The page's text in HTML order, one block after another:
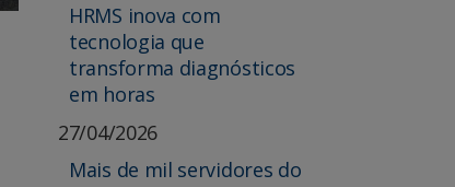
HRMS inova com
tecnologia que
transforma diagnósticos
em horas
27/04/2026
Mais de mil servidores do